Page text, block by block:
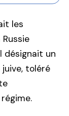
les
désignait un
toléré